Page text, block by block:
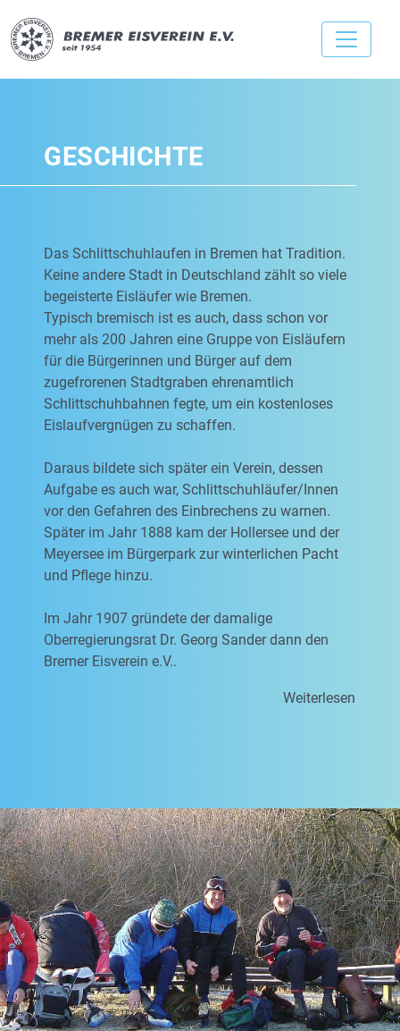
GESCHICHTE
Das Schlittschuhlaufen in Bremen hat Tradition.
Keine andere Stadt in Deutschland zählt so viele
begeisterte Eisläufer wie Bremen.
Typisch bremisch ist es auch, dass schon vor
mehr als 200 Jahren eine Gruppe von Eisläufern
für die Bürgerinnen und Bürger auf dem
zugefrorenen Stadtgraben ehrenamtlich
Schlittschuhbahnen fegte, um ein kostenloses
Eislaufvergnügen zu schaffen.
Daraus bildete sich später ein Verein, dessen
Aufgabe es auch war, Schlittschuhläufer/Innen
vor den Gefahren des Einbrechens zu warnen.
Später im Jahr 1888 kam der Hollersee und der
Meyersee im Bürgerpark zur winterlichen Pacht
und Pflege hinzu.
Im Jahr 1907 gründete der damalige
Oberregierungsrat Dr. Georg Sander dann den
Bremer Eisverein e.V..
Weiterlesen